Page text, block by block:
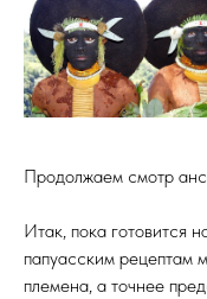
Продолжаем смотр
Итак, пока готовится
папуасским рецептам
племена, а точнее